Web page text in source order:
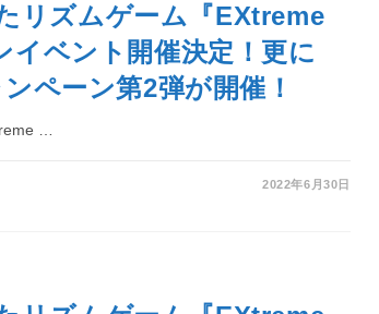
リズムゲーム『EXtreme
ベント開催決定！更に
ペーン第2弾が開催！
…
2022年6月30日